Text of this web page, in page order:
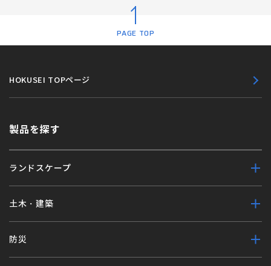
PAGE TOP
HOKUSEI TOPページ
製品を探す
ランドスケープ
土木・建築
防災